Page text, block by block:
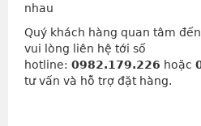
nhau
Quý khách hàng quan tâm
vui lòng liên hệ tới số
hotline: 0982.179.226 hoặc
tư vấn và hỗ trợ đặt hàng.